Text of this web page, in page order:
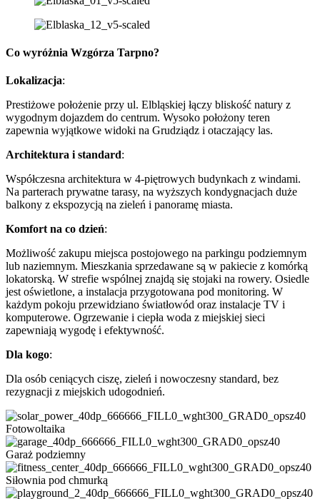
Co wyróżnia Wzgórza Tarpno?
Lokalizacja:
Prestiżowe położenie przy ul. Elbląskiej łączy bliskość natury z
wygodnym dojazdem do centrum. Wysoko położony teren
zapewnia wyjątkowe widoki na Grudziądz i otaczający las.
Architektura i standard:
Współczesna architektura w 4‑piętrowych budynkach z windami.
Na parterach prywatne tarasy, na wyższych kondygnacjach duże
balkony z ekspozycją na zieleń i panoramę miasta.
Komfort na co dzień:
Możliwość zakupu miejsca postojowego na parkingu podziemnym
lub naziemnym. Mieszkania sprzedawane są w pakiecie z komórką
lokatorską. W strefie wspólnej znajdą się stojaki na rowery. Osiedle
jest oświetlone, a instalacja przygotowana pod monitoring. W
każdym pokoju przewidziano światłowód oraz instalacje TV i
komputerowe. Ogrzewanie i ciepła woda z miejskiej sieci
zapewniają wygodę i efektywność.
Dla kogo:
Dla osób ceniących ciszę, zieleń i nowoczesny standard, bez
rezygnacji z miejskich udogodnień.
Fotowoltaika
Garaż podziemny
Siłownia pod chmurką